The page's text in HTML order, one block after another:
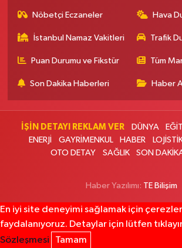
19 Mayıs Mahallesi Bayar Caddesi 55B Acıbadem
100m Yukarısında)
Göksun Eczanesi
Esentepe Mahallesi 2850. Sokak No:142 B
KARŞISI,NECIP FAZIL KISAKÜREK KÜLTÜR MERKEZİ
0 (212) 619 00 75 Yol Tarifi Al
Önder Eczanesi
Piri Reis Mahallesi Nazım Hikmet Bulvarı 52 D New
Esenyurt SGK binasından Innovia 2 sitesine doğru
Nöbetçi Eczaneler Hava
İstanbul Namaz Vakitleri Trafik
Puan Durumu ve Fikstür Tüm
Son Dakika Haberleri Haber
İŞİN DETAYI REKLAM VER DÜNYA
ENERJİ
GAYRİMENKUL HABER
OTO DETAY
SAĞLIK SON
Haber Yazılımı: TE Bilişim
En iyi site deneyimi sağlamak için
faydalanıyoruz. Detaylar için lütfen
Sözleşmesi
Tamam